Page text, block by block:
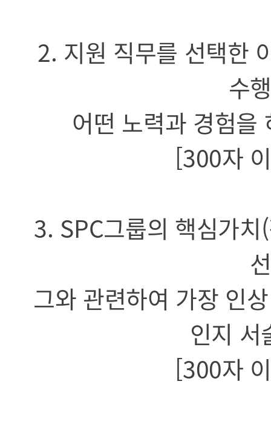
2. 지원 직무를 선택한
수
어떤 노력과 경험을
[300자
3. SPC그룹의 핵심가
그와 관련하여 가장 인
인지 서
[300자